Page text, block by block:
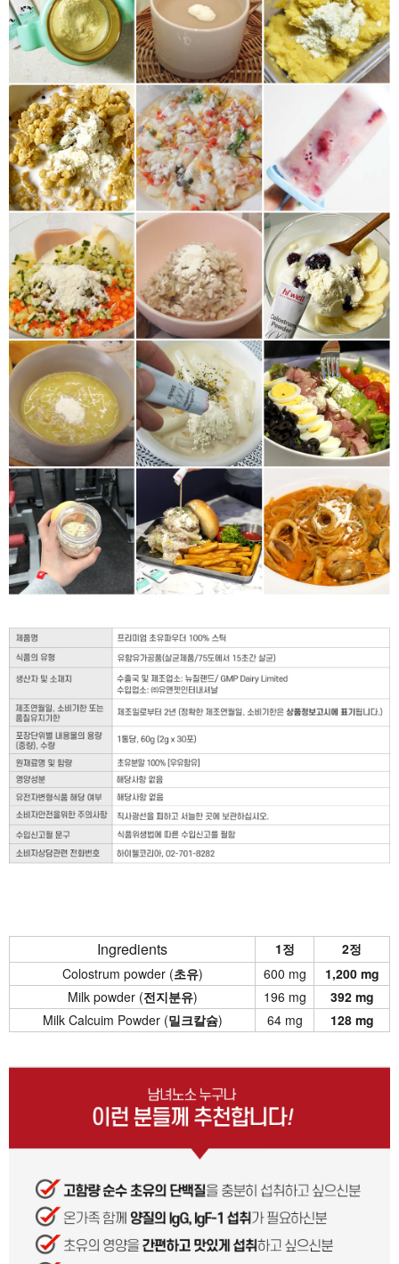
Ingredients 1정
2정
Colostrum powder (초유) 600 mg
1,200 mg
Milk powder (전지분유) 196 mg
392 mg
Milk Calcuim Powder (밀크칼슘) 64 mg 128 mg